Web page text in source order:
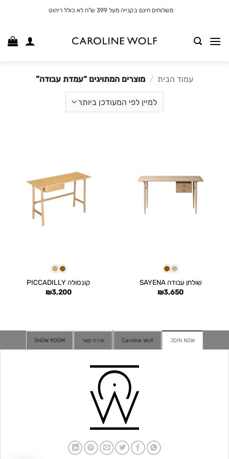
משלוחים חינם בקנייה מעל 399 ש"ח לא כולל ריהוט
עמוד הבית / מוצרים המתויגים “עמדת עבודה”
שולחן עבודה SAYENA
₪3,650
קונסולה PICCADILLY
₪3,200
JOIN NOW
Caroline Wolf יצירת קשר SHOW ROOM